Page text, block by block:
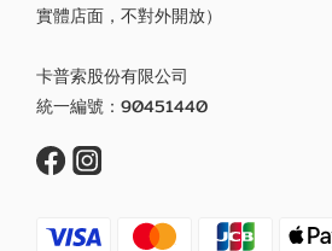
實體店面，不對外開放）
卡普索股份有限公司
統一編號：90451440